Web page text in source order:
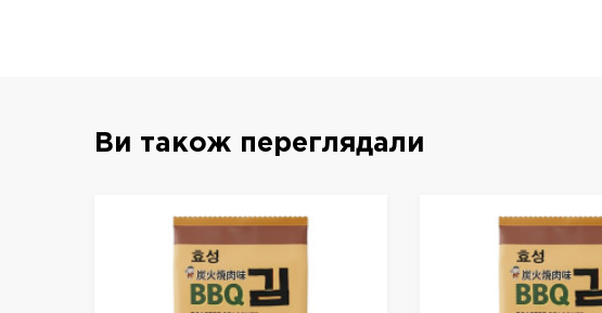
Ви також переглядали